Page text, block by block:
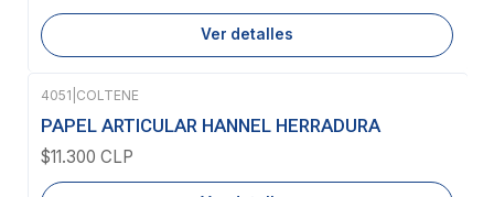
Ver detalles
Agotado
4051 COLTENE
PAPEL ARTICULAR HANNEL HERRADURA
$11.300 CLP